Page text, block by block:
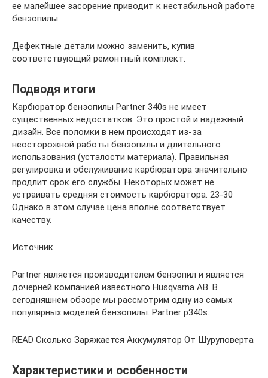
ее малейшее засорение приводит к нестабильной работе
бензопилы.
Дефектные детали можно заменить, купив
соответствующий ремонтный комплект.
Подводя итоги
Карбюратор бензопилы Partner 340s не имеет
существенных недостатков. Это простой и надежный
дизайн. Все поломки в нем происходят из-за
неосторожной работы бензопилы и длительного
использования (усталости материала). Правильная
регулировка и обслуживание карбюратора значительно
продлит срок его службы. Некоторых может не
устраивать средняя стоимость карбюратора. 23-30
Однако в этом случае цена вполне соответствует
качеству.
Источник
Partner является производителем бензопил и является
дочерней компанией известного Husqvarna AB. В
сегодняшнем обзоре мы рассмотрим одну из самых
популярных моделей бензопилы. Partner p340s.
READ Сколько Заряжается Аккумулятор От Шуруповерта
Характеристики и особенности